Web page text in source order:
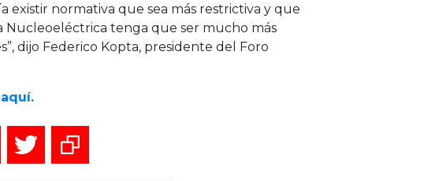
existir normativa que sea más restrictiva y que
tenga que ser mucho más
dijo Federico Kopta, presidente del Foro